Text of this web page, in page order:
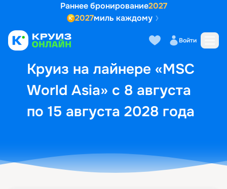
Раннее бронирование2027
2027миль каждому
Войти
Круиз на лайнере «MSC
World Asia» с 8 августа
по 15 августа 2028 года
Выбор кают Маршрут и